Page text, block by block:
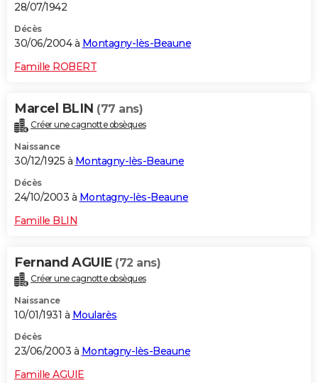
28/07/1942
Décès
30/06/2004 à Montagny-lès-Beaune
Famille ROBERT
Marcel BLIN (77 ans)
Créer une cagnotte obsèques
Naissance
30/12/1925 à Montagny-lès-Beaune
Décès
24/10/2003 à Montagny-lès-Beaune
Famille BLIN
Fernand AGUIE (72 ans)
Créer une cagnotte obsèques
Naissance
10/01/1931 à Moularès
Décès
23/06/2003 à Montagny-lès-Beaune
Famille AGUIE